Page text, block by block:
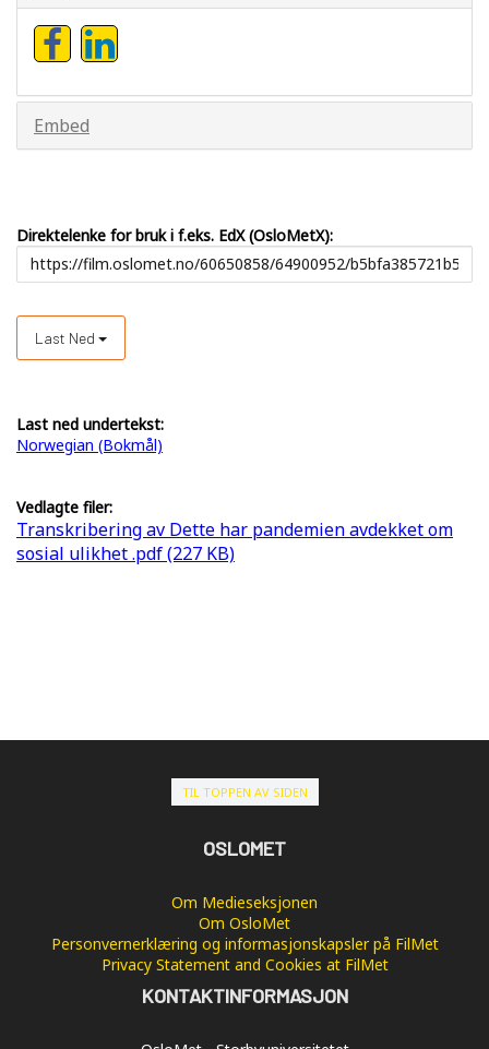
Embed
Direktelenke for bruk i f.eks. EdX (OsloMetX):
Last Ned
Last ned undertekst:
Norwegian (Bokmål)
Vedlagte filer:
Transkribering av Dette har pandemien avdekket om
sosial ulikhet .pdf (227 KB)
TIL TOPPEN AV SIDEN
OSLOMET
Om Medieseksjonen
Om OsloMet
Personvernerklæring og informasjonskapsler på FilMet
Privacy Statement and Cookies at FilMet
KONTAKTINFORMASJON